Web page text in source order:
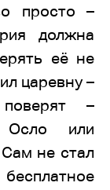
просто –
должна
её не
царевну –
–
Осло или
Сам не стал